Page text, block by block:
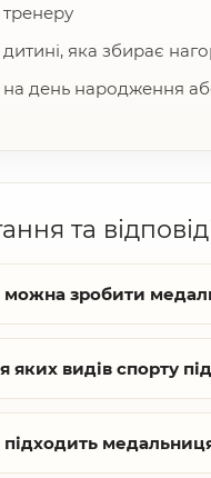
тренеру
дитині, яка збирає
на день народження
та
зробити
яких видів спорту